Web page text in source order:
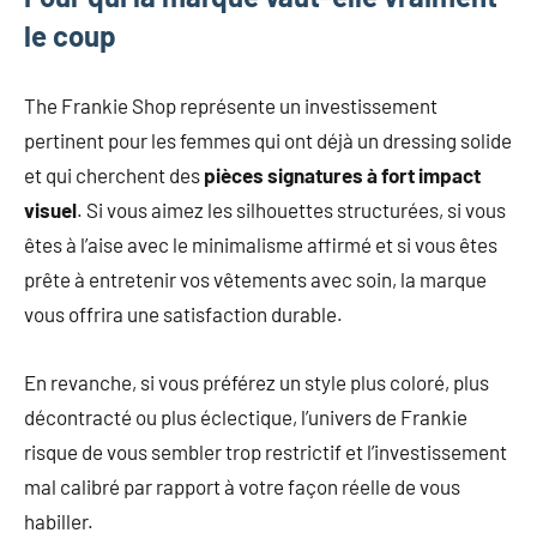
le coup
The Frankie Shop représente un investissement
pertinent pour les femmes qui ont déjà un dressing solide
et qui cherchent des pièces signatures à fort impact
visuel. Si vous aimez les silhouettes structurées, si vous
êtes à l’aise avec le minimalisme affirmé et si vous êtes
prête à entretenir vos vêtements avec soin, la marque
vous offrira une satisfaction durable.
En revanche, si vous préférez un style plus coloré, plus
décontracté ou plus éclectique, l’univers de Frankie
risque de vous sembler trop restrictif et l’investissement
mal calibré par rapport à votre façon réelle de vous
habiller.